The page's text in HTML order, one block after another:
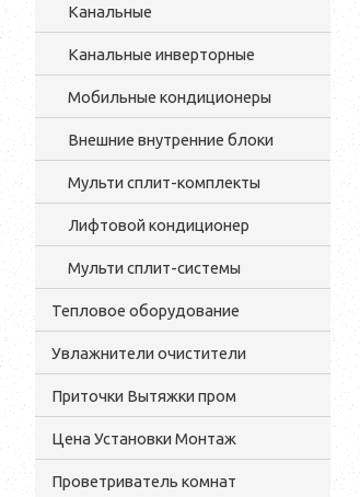
Канальные
Канальные инверторные
Мобильные кондиционеры
Внешние внутренние блоки
Мульти cплит-комплекты
Лифтовой кондиционер
Мульти сплит-системы
Тепловое оборудование
Увлажнители очистители
Приточки Вытяжки пром
Цена Установки Монтаж
Проветриватель комнат